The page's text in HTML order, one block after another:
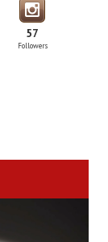
57
Followers